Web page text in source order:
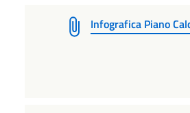
Infografica Piano